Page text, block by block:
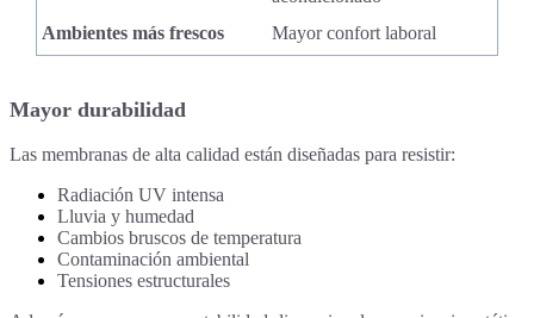
Ambientes más frescos
Mayor confort laboral
Mayor durabilidad
Las membranas de alta calidad están diseñadas para resistir:
Radiación UV intensa
Lluvia y humedad
Cambios bruscos de temperatura
Contaminación ambiental
Tensiones estructurales